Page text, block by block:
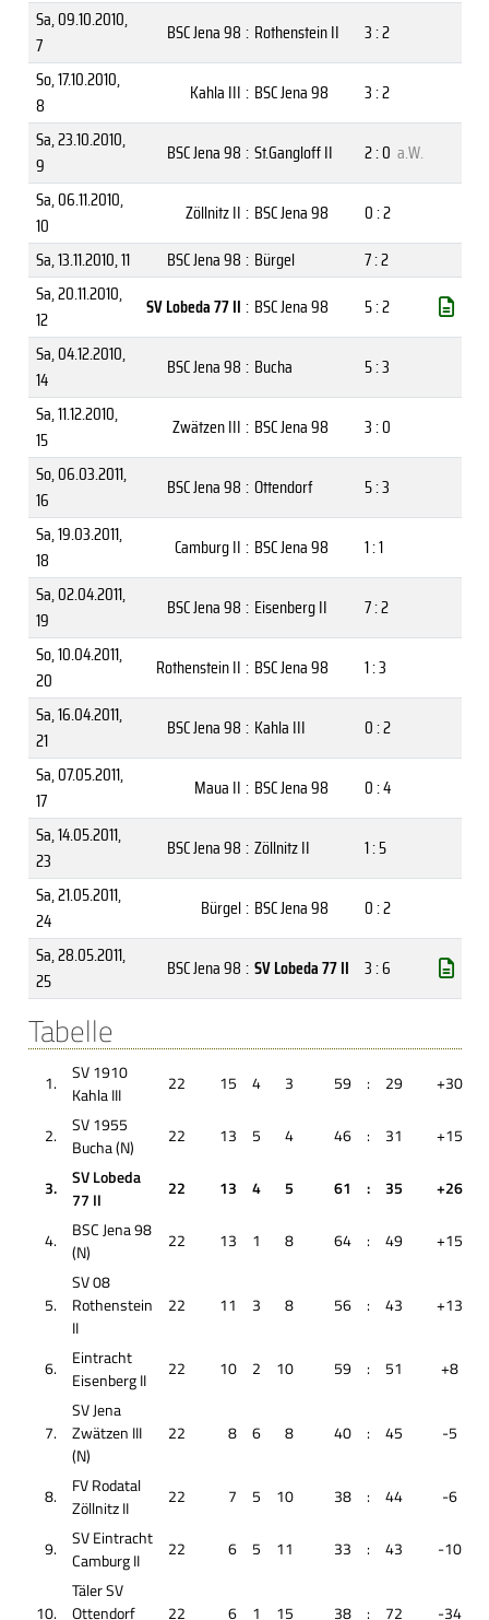
Sa, 09.10.2010,
7
BSC Jena 98 : Rothenstein II
3 : 2
So, 17.10.2010,
8
Kahla III : BSC Jena 98
3 : 2
Sa, 23.10.2010,
9
BSC Jena 98 : St.Gangloff II 2 : 0 a.W.
Sa, 06.11.2010,
10
Zöllnitz II : BSC Jena 98
0 : 2
Sa, 13.11.2010, 11 BSC Jena 98 : Bürgel
7 : 2
Sa, 20.11.2010,
12
SV Lobeda 77 II : BSC Jena 98
5 : 2
Sa, 04.12.2010,
14
BSC Jena 98 : Bucha
5 : 3
Sa, 11.12.2010,
15
Zwätzen III : BSC Jena 98
3 : 0
So, 06.03.2011,
16
BSC Jena 98 : Ottendorf
5 : 3
Sa, 19.03.2011,
18
Camburg II : BSC Jena 98
1 : 1
Sa, 02.04.2011,
19
BSC Jena 98 : Eisenberg II
7 : 2
So, 10.04.2011,
20
Rothenstein II : BSC Jena 98
1 : 3
Sa, 16.04.2011,
21
BSC Jena 98 : Kahla III
0 : 2
Sa, 07.05.2011,
17
Maua II : BSC Jena 98
0 : 4
Sa, 14.05.2011,
23
BSC Jena 98 : Zöllnitz II
1 : 5
Sa, 21.05.2011,
24
Bürgel: BSC Jena 98
0 : 2
Sa, 28.05.2011,
25
BSC Jena 98 : SV Lobeda 77 II 3 : 6
Tabelle
1.
SV 1910
Kahla III
22 15 4 3 59 : 29 +30
2.
SV 1955
Bucha (N)
22 13 5 4 46 : 31 +15
3.
SV Lobeda
77 II
22 13 4 5 61 : 35 +26
4.
BSC Jena 98
(N)
22 13 1 8 64 : 49 +15
5.
SV 08
Rothenstein
II
22 11 3 8 56 : 43 +13
6.
Eintracht
Eisenberg II
22 10 2 10 59 : 51 +8
7.
SV Jena
Zwätzen III
(N)
22 8 6 8 40 : 45 -5
8.
FV Rodatal
Zöllnitz II
22 7 5 10 38 : 44 -6
9.
SV Eintracht
Camburg II
22 6 5 11 33 : 43 -10
10.
Täler SV
Ottendorf
22 6 1 15 38 : 72 -34